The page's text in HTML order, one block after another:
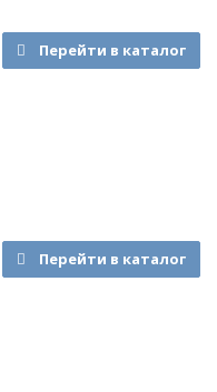
Перейти в каталог
Перейти в каталог